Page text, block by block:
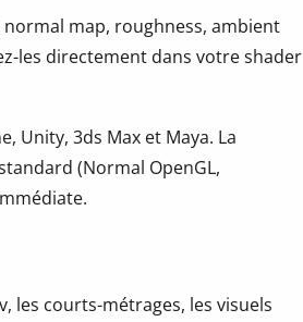
normal map, roughness, ambient
les directement dans votre shader
Unity, 3ds Max et Maya. La
(Normal OpenGL,
les courts-métrages, les visuels